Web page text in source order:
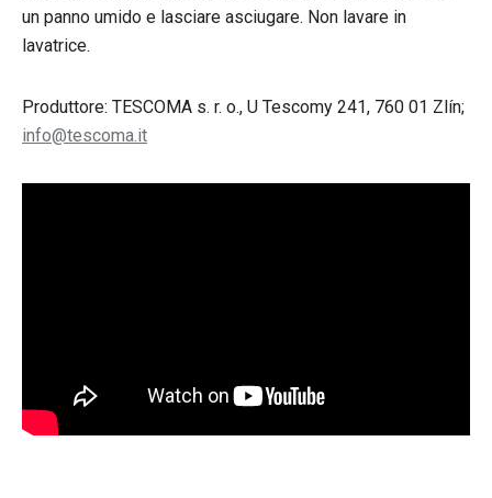
un panno umido e lasciare asciugare. Non lavare in
lavatrice.
Produttore: TESCOMA s. r. o., U Tescomy 241, 760 01 Zlín;
info@tescoma.it